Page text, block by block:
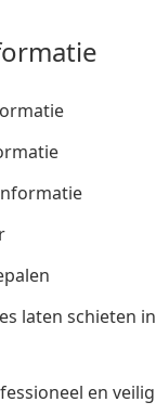
laten schieten in
en veilig